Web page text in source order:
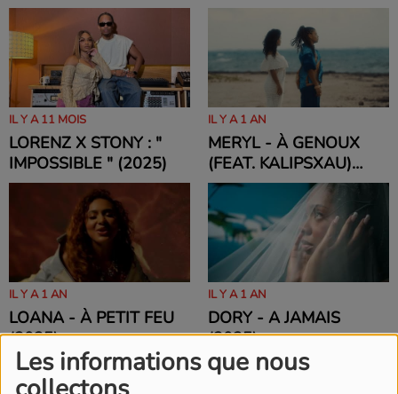
Les informations que nous
IL Y A 11 MOIS
LORENZ X STONY : "
IMPOSSIBLE " (2025)
IL Y A 1 AN
MERYL - À GENOUX
(FEAT. KALIPSXAU)
(2025)
IL Y A 1 AN
LOANA - À PETIT FEU
(2025)
IL Y A 1 AN
DORY - A JAMAIS
(2025)